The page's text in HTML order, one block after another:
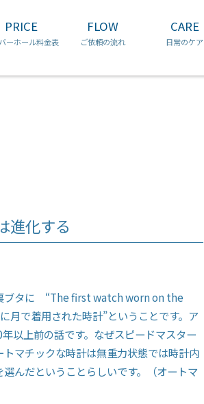
ン
テ
ン
ス
PRICE
ーホール料金表ブルガリ ロンジン
FLOW
ご依頼の流れ
CARE
日常のケア
進化する
ブタに “The first watch worn on the
月で着用された時計”ということです。ア
年以上前の話です。なぜスピードマスター
マチックな時計は無重力状態では時計内
んだということらしいです。（オートマ